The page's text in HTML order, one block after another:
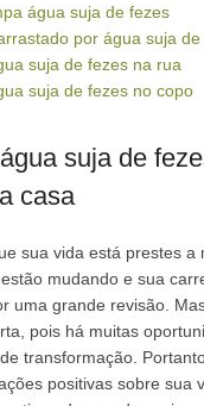
água suja de fezes
por água suja de
suja de fezes na rua
suja de fezes no copo
suja de
casa
sua vida está prestes a
mudando e sua
uma grande revisão.
pois há muitas
transformação.
positivas sobre sua